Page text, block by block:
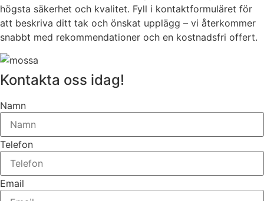
högsta säkerhet och kvalitet. Fyll i kontaktformuläret för
att beskriva ditt tak och önskat upplägg – vi återkommer
snabbt med rekommendationer och en kostnadsfri offert.
Kontakta oss idag!
Namn
Telefon
Email